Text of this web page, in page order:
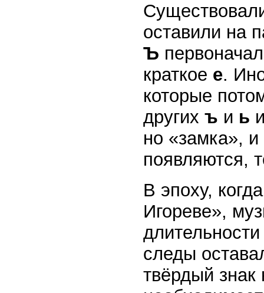
оставили на
Ъ
краткое е.
которые
других ъ и ь
но «замка»,
появляются,
В эпоху,
Игореве»,
следы
твёрдый знак